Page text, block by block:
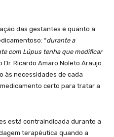
das gestantes é quanto à
“durante a
com Lúpus tenha que modificar
Dr. Ricardo Amaro Noleto Araujo.
às necessidades de cada
certo para tratar a
está contraindicada durante a
terapêutica quando a